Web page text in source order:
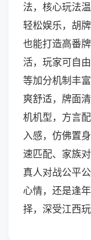
法，核心玩法
轻松娱乐，胡
也能打造高番
活，玩家可自
等加分机制丰
爽舒适，牌面
机机型，方言
入感，仿佛置
速匹配、家族
真人对战公平
心情，还是逢
择，深受江西玩